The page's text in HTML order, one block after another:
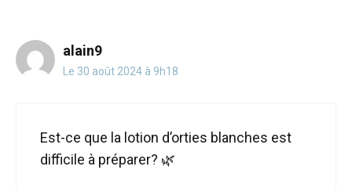
alain9
Le 30 août 2024 à 9h18
Est-ce que la lotion d’orties blanches est
difficile à préparer? 🌿